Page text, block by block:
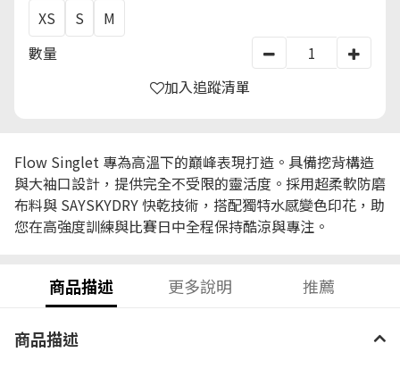
XS
S
M
數量
加入追蹤清單
Flow Singlet 專為高溫下的巔峰表現打造。具備挖背構造
與大袖口設計，提供完全不受限的靈活度。採用超柔軟防磨
布料與 SAYSKYDRY 快乾技術，搭配獨特水感變色印花，助
您在高強度訓練與比賽日中全程保持酷涼與專注。
商品描述 更多說明 推薦
商品描述